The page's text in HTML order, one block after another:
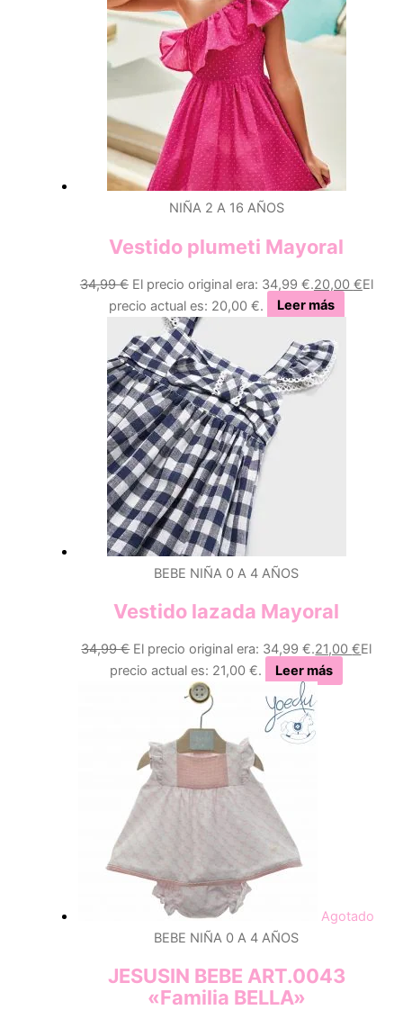
NIÑA 2 A 16 AÑOS
Vestido plumeti Mayoral
34,99€ El precio original era: 34,99 €.20,00 €El
precio actual es: 20,00 €.
Leer más
BEBE NIÑA 0 A 4 AÑOS
Vestido lazada Mayoral
34,99€ El precio original era: 34,99 €.21,00€El
precio actual es: 21,00 €.
Leer más
Agotado
BEBE NIÑA 0 A 4 AÑOS
JESUSIN BEBE ART.0043
«Familia BELLA»